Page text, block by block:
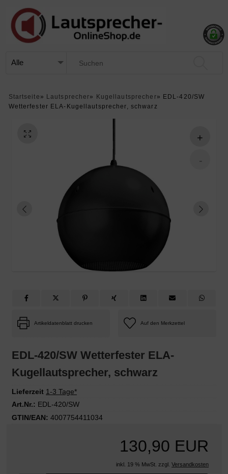
Startseite » Lautsprecher» Kugellautsprecher»
EDL-420/SW
Wetterfester ELA-Kugellautsprecher, schwarz
Artikeldatenblatt drucken
EDL-420/SW Wetterfester ELA-
Kugellautsprecher, schwarz
Lieferzeit 1-3 Tage*
Art.Nr.: EDL-420/SW
GTIN/EAN: 4007754411034
130,90 EUR
inkl. 19 % MwSt. zzgl. Versandkosten